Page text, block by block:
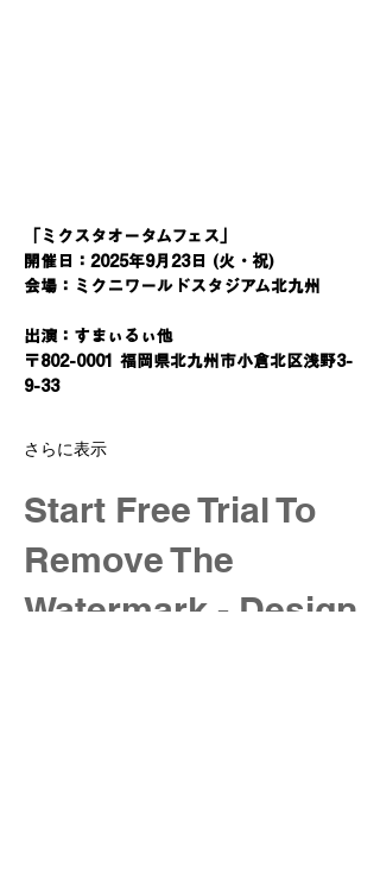
「ミクスタオータムフェス」
開催日：2025年9月23日 (火・祝)
会場：ミクニワールドスタジアム北九州
出演：すまぃるぃ他
〒802-0001 福岡県北九州市小倉北区浅野3-
9-33
さらに表示
Start Free Trial To
Remove The
Watermark - Design